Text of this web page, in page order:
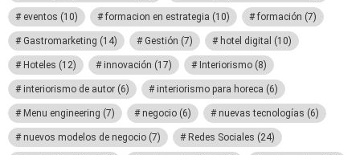
eventos (10) formacion en estrategia (10) formación (7)
Gastromarketing (14) Gestión (7) hotel digital (10)
Hoteles (12) innovación (17) Interiorismo (8)
interiorismo de autor (6) interiorismo para horeca (6)
Menu engineering (7) negocio (6) nuevas tecnologías (6)
nuevos modelos de negocio (7) Redes Sociales (24)